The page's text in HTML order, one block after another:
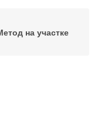
на участке